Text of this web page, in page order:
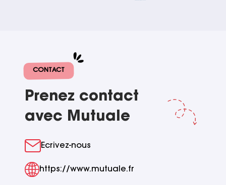
CONTACT
Prenez contact
avec Mutuale
Ecrivez-nous
https://www.mutuale.fr